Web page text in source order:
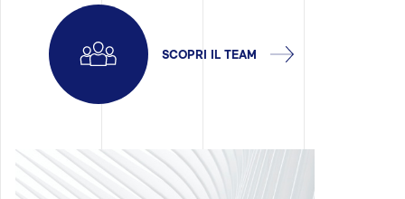
SCOPRI IL TEAM